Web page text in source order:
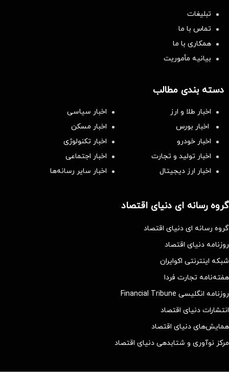
تبلیغات
تماس با ما
همکاری با ما
بیانیه مأموریت
دسته بندی مطالب
اخبار طلا و ارز
اخبار سیاسی
اخبار بورس
اخبار مسکن
اخبار خودرو
اخبار تکنولوژی
اخبار تولید و تجارت
اخبار اجتماعی
اخبار ارز دیجیتال
اخبار سایر رسانه‌‌ها
گروه رسانه ای دنیای اقتصاد
گروه رسانه ای دنیای اقتصاد
روزنامه دنیای اقتصاد
شبکه اینترنتی اکوایران
هفته‌نامه تجارت فردا
روزنامه انگلیسی Financial Tribune
انتشارات دنیای اقتصاد
همایش‌های دنیای اقتصاد
مرکز نوآوری و شتابدهی دنیای اقتصاد